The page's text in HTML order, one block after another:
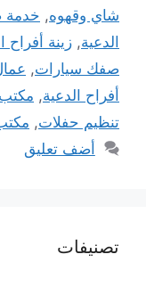
شاي وقهوه, خدمة
الدعية, زينة أفراح
صفك سيارات,
أفراح الدعية,
تنظيم حفلات,
أضف تعليق
تصنيفات